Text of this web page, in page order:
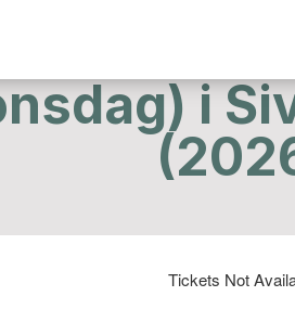
i
Tickets Not